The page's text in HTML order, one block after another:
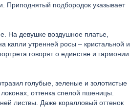
Приподнятый подбородок указывает
На девушке воздушное платье,
утренней росы – кристальной и
говорят о единстве и гармонии
голубые, зеленые и золотистые
оттенка спелой пшеницы.
листвы. Даже коралловый оттенок